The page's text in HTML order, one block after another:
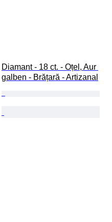
Diamant - 18 ct. - Oțel, Aur
galben - Brățară - Artizanal